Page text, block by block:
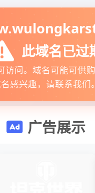
此域名已过
访问。域名可能可供
感兴趣，请联系我们
广告展示